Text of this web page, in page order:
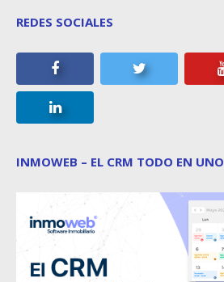
REDES SOCIALES
INMOWEB – EL CRM TODO EN UNO